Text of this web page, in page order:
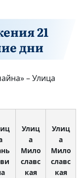
21
дни
– Улица
Улиц
а
Мило
славс
кая
Улиц
а
Мило
славс
кая